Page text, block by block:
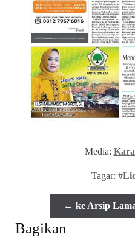
Media:
Tagar:
← ke Arsip
Bagikan